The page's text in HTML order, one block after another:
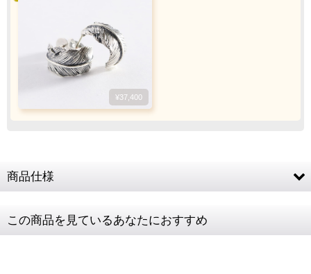
ご注文・決済お手続き完了後
サイズ等にご注意下さい
¥37,400
商品仕様
ピアスサイズ 直径15mm 幅9mm
この商品を見ているあなたにおすすめ